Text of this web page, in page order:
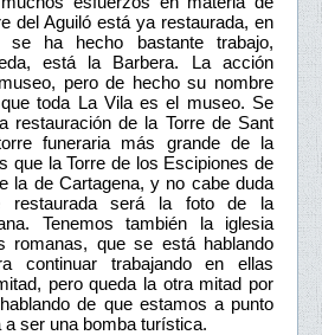
del Aguiló está ya restaurada, en
se ha hecho bastante trabajo,
está la Barbera. La acción
pero de hecho su nombre
toda La Vila es el museo. Se
restauración de la Torre de Sant
funeraria más grande de la
que la Torre de los Escipiones de
la de Cartagena, y no cabe duda
restaurada será la foto de la
Tenemos también la iglesia
romanas, que se está hablando
continuar trabajando en ellas
pero queda la otra mitad por
de que estamos a punto
ser una bomba turística.